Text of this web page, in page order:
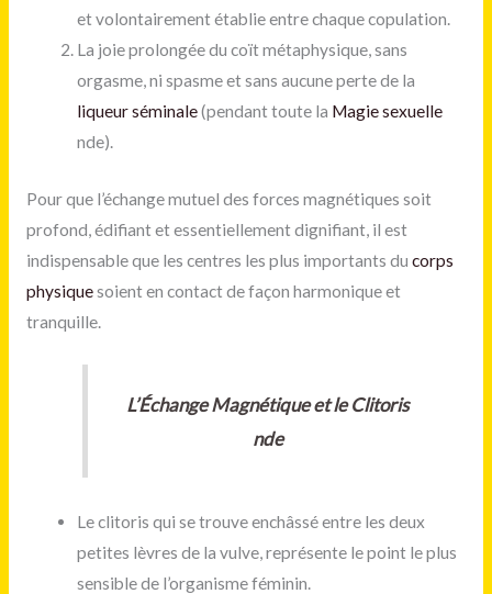
et volontairement établie entre chaque copulation.
La joie prolongée du coït métaphysique, sans
orgasme, ni spasme et sans aucune perte de la
liqueur séminale(pendant toute la Magie sexuelle
nde).
Pour que l’échange mutuel des forces magnétiques soit
profond, édifiant et essentiellement dignifiant, il est
indispensable que les centres les plus importants du corps
physiquesoient en contact de façon harmonique et
tranquille.
L’Échange Magnétique et le Clitoris
nde
Le clitoris qui se trouve enchâssé entre les deux
petites lèvres de la vulve, représente le point le plus
sensible de l’organisme féminin.